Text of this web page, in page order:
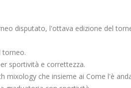
disputato, l'ottava edizione del
torneo.
sportività e correttezza.
mixology che insieme ai Come l'è